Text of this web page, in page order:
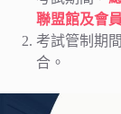
聯盟館及會
考試管制期
合。